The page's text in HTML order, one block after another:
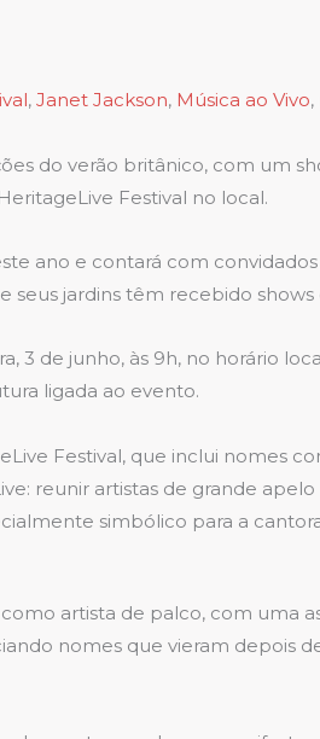
, Janet Jackson, Música ao Vivo,
do verão britânico, com um
Festival no local.
ano e contará com
jardins têm recebido
3 de junho, às 9h, no horário
ligada ao evento.
Festival, que inclui nomes
reunir artistas de grande
simbólico para a
artista de palco, com uma
nomes que vieram depois